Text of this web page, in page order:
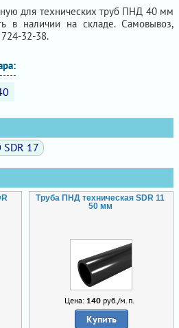
для технических труб ПНД 40 мм
в наличии на складе. Самовывоз,
724-32-38.
17
Труба ПНД техническая SDR 11
50 мм
Цена: 140 руб./м.п.
Купить